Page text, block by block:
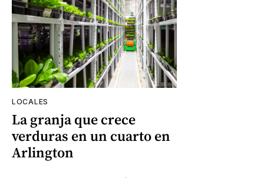
LOCALES
La granja que crece
verduras en un cuarto en
Arlington